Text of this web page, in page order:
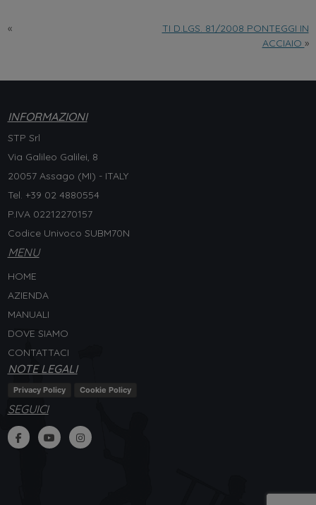
«
TI D.LGS. 81/2008 PONTEGGI IN
ACCIAIO »
INFORMAZIONI
STP Srl
Via Galileo Galilei, 8
20057 Assago (MI) - ITALY
Tel. +39 02 4880554
P.IVA 02212270157
Codice Univoco SUBM70N
MENU
HOME
AZIENDA
MANUALI
DOVE SIAMO
CONTATTACI
NOTE LEGALI
Privacy Policy Cookie Policy
SEGUICI